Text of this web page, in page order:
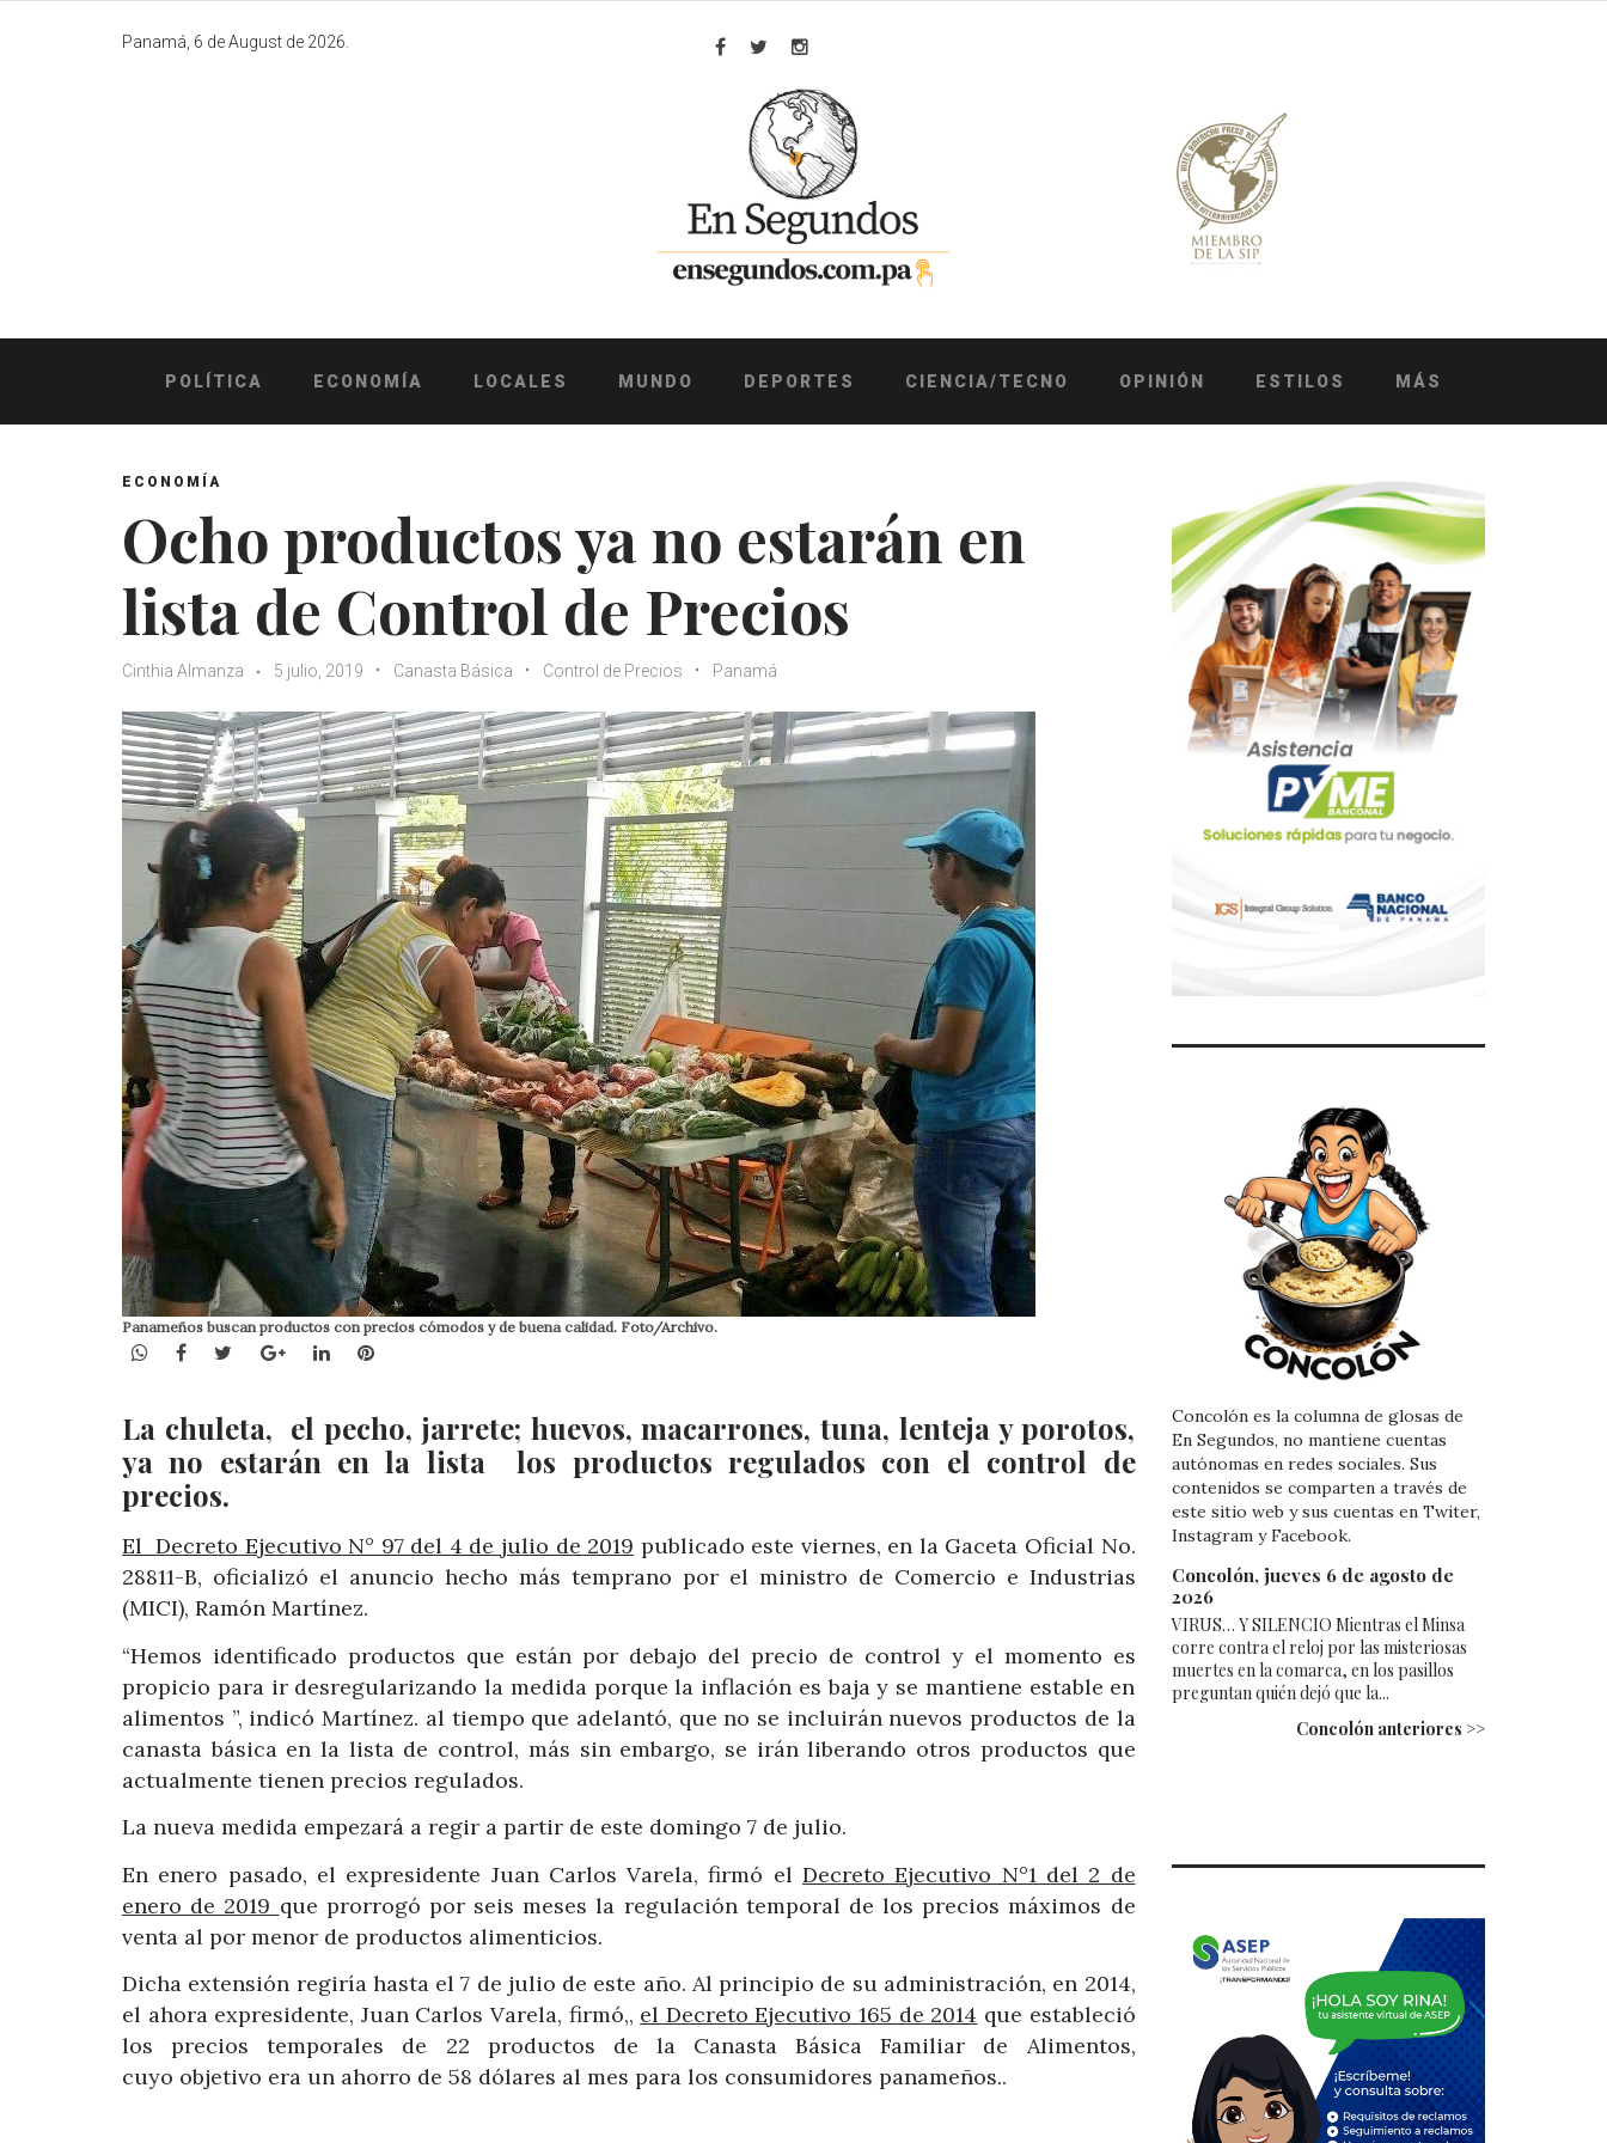
Panamá, 6 de August de 2026.
Facebook
TwitterInstagram
POLÍTICA ECONOMÍA LOCALES MUNDO DEPORTES CIENCIA/TECNO OPINIÓN ESTILOS MÁS
ECONOMÍA
Ocho productos ya no estarán en
lista de Control de Precios
Cinthia Almanza 5 julio, 2019 Canasta Básica Control de Precios Panamá
Panameños buscan productos con precios cómodos y de buena calidad. Foto/Archivo.
WhatsApp
Facebook
TwitterGoogle+LinkedInPinterest
La chuleta, el pecho, jarrete; huevos, macarrones, tuna, lenteja y porotos,
ya no estarán en la lista los productos regulados con el control de
precios.
El Decreto Ejecutivo N° 97 del 4 de julio de 2019 publicado este viernes, en la Gaceta Oficial No.
28811-B, oficializó el anuncio hecho más temprano por el ministro de Comercio e Industrias
(MICI), Ramón Martínez.
“Hemos identificado productos que están por debajo del precio de control y el momento es
propicio para ir desregularizando la medida porque la inflación es baja y se mantiene estable en
alimentos ”, indicó Martínez. al tiempo que adelantó, que no se incluirán nuevos productos de la
canasta básica en la lista de control, más sin embargo, se irán liberando otros productos que
actualmente tienen precios regulados.
La nueva medida empezará a regir a partir de este domingo 7 de julio.
En enero pasado, el expresidente Juan Carlos Varela, firmó el Decreto Ejecutivo N°1 del 2 de
enero de 2019 que prorrogó por seis meses la regulación temporal de los precios máximos de
venta al por menor de productos alimenticios.
Dicha extensión regiría hasta el 7 de julio de este año. Al principio de su administración, en 2014,
el ahora expresidente, Juan Carlos Varela, firmó,, el Decreto Ejecutivo 165 de 2014 que estableció
los precios temporales de 22 productos de la Canasta Básica Familiar de Alimentos,
cuyo objetivo era un ahorro de 58 dólares al mes para los consumidores panameños..
Concolón es la columna de glosas de
En Segundos, no mantiene cuentas
autónomas en redes sociales. Sus
contenidos se comparten a través de
este sitio web y sus cuentas en Twiter,
Instagram y Facebook.
Concolón, jueves 6 de agosto de
2026
VIRUS… Y SILENCIO Mientras el Minsa
corre contra el reloj por las misteriosas
muertes en la comarca, en los pasillos
preguntan quién dejó que la...
Concolón anteriores >>